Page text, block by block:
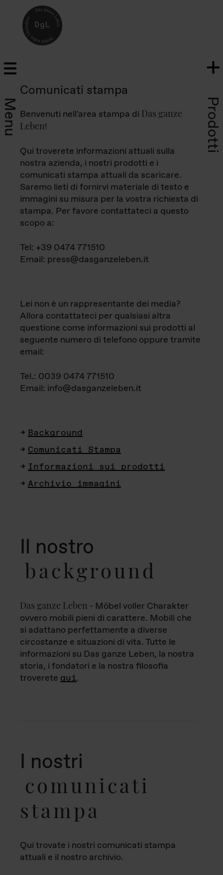
Menu Prodotti
Comunicati stampa
Benvenuti nell'area stampa di Das ganze
Leben!
Qui troverete informazioni attuali sulla
nostra azienda, i nostri prodotti e i
comunicati stampa attuali da scaricare.
Saremo lieti di fornirvi materiale di testo e
immagini su misura per la vostra richiesta di
stampa. Per favore contattateci a questo
scopo a:
Tel: +39 0474 771510
Email: press@dasganzeleben.it
Lei non è un rappresentante dei media?
Allora contattateci per qualsiasi altra
questione come informazioni sui prodotti al
seguente numero di telefono oppure tramite
email:
Tel.: 0039 0474 771510
Email: info@dasganzeleben.it
Background
Comunicati Stampa
Informazioni sui prodotti
Archivio immagini
Il nostro
background
Das ganze Leben - Möbel voller Charakter
ovvero mobili pieni di carattere. Mobili che
si adattano perfettamente a diverse
circostanze e situazioni di vita. Tutte le
informazioni su Das ganze Leben, la nostra
storia, i fondatori e la nostra filosofia
troverete qui.
I nostri
comunicati
stampa
Qui trovate i nostri comunicati stampa
attuali e il nostro archivio.